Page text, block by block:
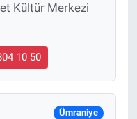
Kültür Merkezi
10 50
Ümraniye